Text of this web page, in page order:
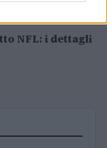
NFL: i dettagli